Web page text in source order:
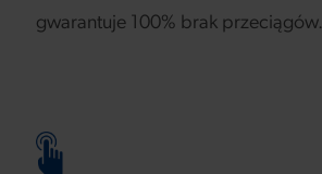
gwarantuje 100% brak przeciągów.